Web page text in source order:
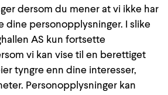
dersom du mener at vi ikke har
dine personopplysninger. I slike
AS kun fortsette
vi kan vise til en berettiget
tyngre enn dine interesser,
Personopplysninger kan